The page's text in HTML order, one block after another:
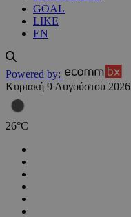
GOAL
LIKE
EN
Powered by:
Κυριακή 9 Αυγούστου 2026
26°C